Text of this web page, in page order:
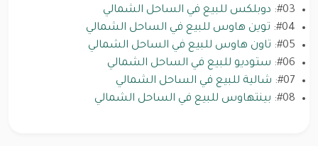
#03: دوبلكس للبيع في الساحل الشمالي
#04: توين هاوس للبيع في الساحل الشمالي
#05: تاون هاوس للبيع في الساحل الشمالي
#06: ستوديو للبيع في الساحل الشمالي
#07: شالية للبيع في الساحل الشمالي
#08: بينتهاوس للبيع في الساحل الشمالي